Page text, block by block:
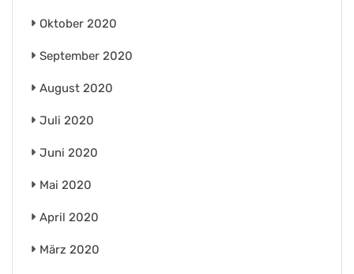
Oktober 2020
September 2020
August 2020
Juli 2020
Juni 2020
Mai 2020
April 2020
März 2020